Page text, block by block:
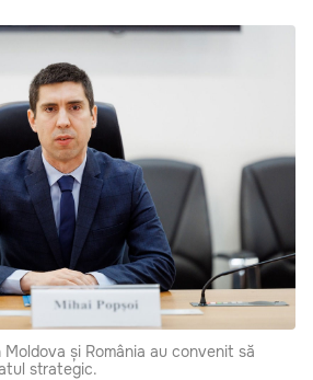
și România au convenit să
strategic.